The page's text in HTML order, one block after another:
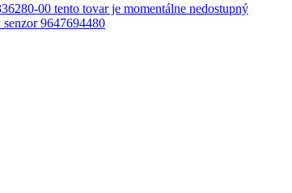
00 tento tovar je momentálne nedostupný
9647694480